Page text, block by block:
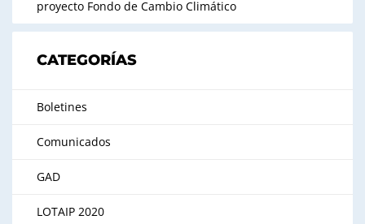
proyecto Fondo de Cambio Climático
CATEGORÍAS
Boletines
Comunicados
GAD
LOTAIP 2020